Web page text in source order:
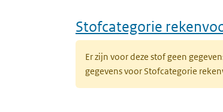
Stofcategorie
Er zijn voor deze stof geen
gegevens voor Stofcategorie